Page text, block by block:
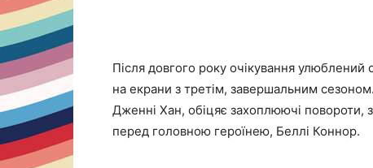
Після довгого року очікування улюблений
на екрани з третім, завершальним
Дженні Хан, обіцяє захоплюючі повороти,
перед головною героїнею, Беллі Коннор.